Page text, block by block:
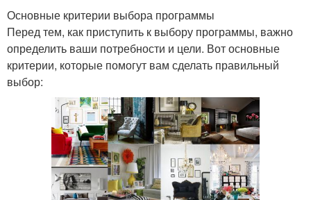
Основные критерии выбора программы
Перед тем, как приступить к выбору программы, важно
определить ваши потребности и цели. Вот основные
критерии, которые помогут вам сделать правильный
выбор: